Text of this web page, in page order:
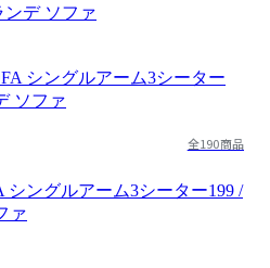
ンデ ソファ
全190商品
シングルアーム3シーター199 /
ァ